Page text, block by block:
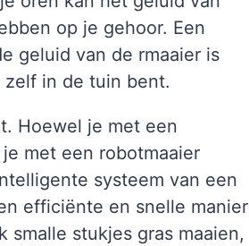
op je gehoor. Een
geluid van de rmaaier is
in de tuin bent.
Hoewel je met een
met een robotmaaier
systeem van een
efficiënte en snelle manier
smalle stukjes gras maaien,